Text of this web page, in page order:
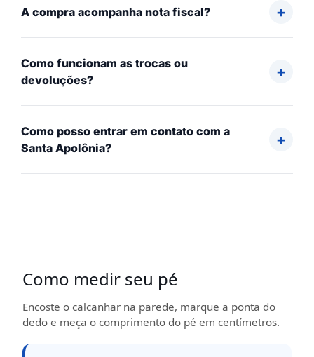
A compra acompanha nota fiscal?
Como funcionam as trocas ou
devoluções?
Como posso entrar em contato com a
Santa Apolônia?
Como medir seu pé
Encoste o calcanhar na parede, marque a ponta do
dedo e meça o comprimento do pé em centímetros.